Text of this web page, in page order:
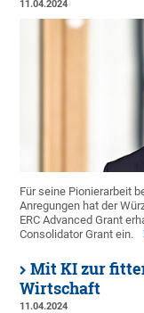
11.04.2024
Für seine Pionierarbeit
Anregungen hat der
ERC Advanced Grant
Consolidator Grant ein.
Mit KI zur
Wirtschaft
11.04.2024